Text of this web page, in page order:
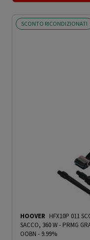
SCONTO RICONDIZIONATI
HOOVER HFX10P 011
SACCO, 360 W - PRMG
OOBN - 9.99%